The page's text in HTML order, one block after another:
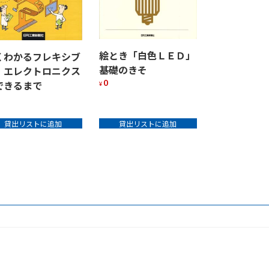
わかるフレキシブ
エレクトロニクス
きるまで
貸出リストに追加
絵とき「白色ＬＥＤ」
基礎のきそ
¥ 0
貸出リストに追加